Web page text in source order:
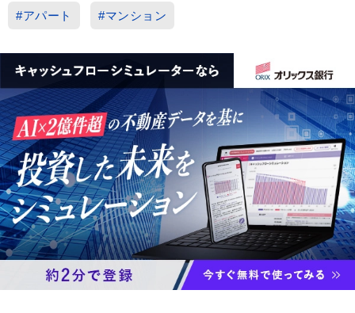
#アパート #マンション